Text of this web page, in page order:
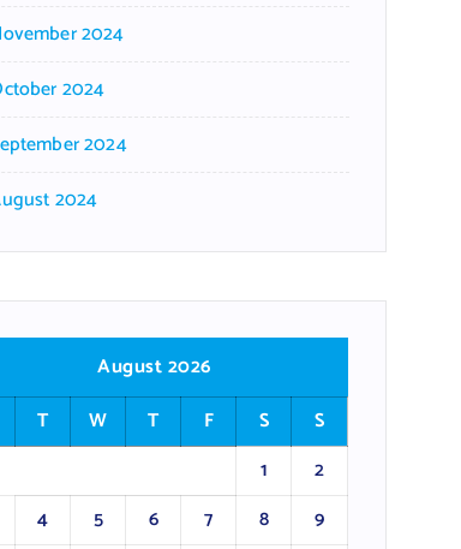
2024
2024
2024
2024
August 2026
T W T F S
S
1
2
4 5 6 7 8
9